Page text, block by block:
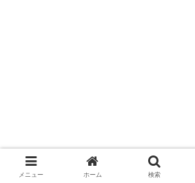
メニュー ホーム 検索